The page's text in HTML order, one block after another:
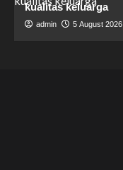
kualitas keluarga
admin 5 August 2026